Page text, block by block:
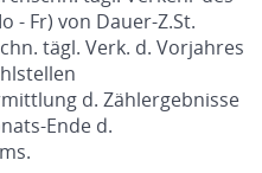
- Fr) von Dauer-Z.St.
tägl. Verk. d. Vorjahres
d. Zählergebnisse
Ende d.